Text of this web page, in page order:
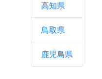
高知県
鳥取県
鹿児島県